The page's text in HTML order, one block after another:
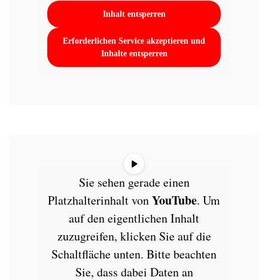
Inhalt entsperren
Erforderlichen Service akzeptieren und
Inhalte entsperren
Sie sehen gerade einen
Platzhalterinhalt vonYouTube. Um
auf den eigentlichen Inhalt
zuzugreifen, klicken Sie auf die
Schaltfläche unten. Bitte beachten
Sie, dass dabei Daten an